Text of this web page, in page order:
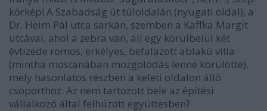
körkép! A Szabadság út túloldalán (nyugati oldal), a
Dr. Heim Pál utca sarkán, szemben a Kaffka Margit
utcával, ahol a zebra van, áll egy körülbelül két
évtizede romos, erkélyes, befalazott ablakú villa
(mintha mostanában mozgolódás lenne körülötte),
mely hasonlatos részben a keleti oldalon álló
csoporthoz. Az nem tartozott bele az építési
vállalkozó által felhúzott együttesben?